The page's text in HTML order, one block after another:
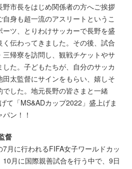
市長をはじめ関係者の方へご挨拶
身も超一流のアスリートというこ
ツ、とりわけサッカーで長野を盛
く伝わってきました。その後、試合
帰寮を訪問し、観戦チケットやサ
た。子どもたちが、自分のサッカ
太監督にサインをもらい、嬉しそ
した。地元長野の皆さまと一緒
て「MS&ADカップ2022」盛上げま
ン！！
督
月に行われるFIFA女子ワールドカッ
月に国際親善試合を行う中で、9日